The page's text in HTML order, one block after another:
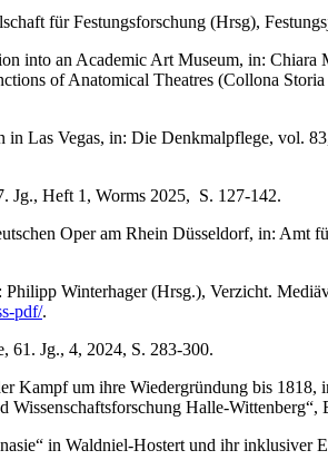
für Festungsforschung (Hrsg),
into an Academic Art Museum, in: Chiara
of Anatomical Theatres (Collona
Las Vegas, in: Die Denkmalpflege, vol.
Jg., Heft 1, Worms 2025, S. 127-142.
Oper am Rhein Düsseldorf, in: Amt
Winterhager (Hrsg.), Verzicht.
pdf/.
61. Jg., 4, 2024, S. 283-300.
um ihre Wiedergründung bis 1818,
Halle-Wittenberg“,
in Waldniel-Hostert und ihr inklusiver